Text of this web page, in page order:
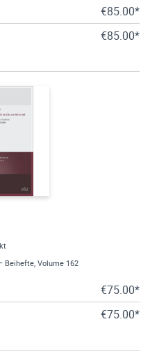
€85.00*
€85.00*
Volume 162
€75.00*
€75.00*